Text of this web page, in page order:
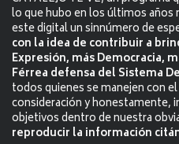
lo que hubo en los últimos
este digital un sinnúmero de
con la idea de contribuir a
Expresión, más Democracia,
Férrea defensa del Sistema
todos quienes se manejen con
consideración y honestamente,
objetivos dentro de nuestra
reproducir la información